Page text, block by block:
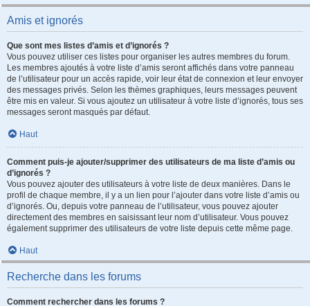
Amis et ignorés
Que sont mes listes d’amis et d’ignorés ?
Vous pouvez utiliser ces listes pour organiser les autres membres du forum.
Les membres ajoutés à votre liste d’amis seront affichés dans votre panneau
de l’utilisateur pour un accès rapide, voir leur état de connexion et leur envoyer
des messages privés. Selon les thèmes graphiques, leurs messages peuvent
être mis en valeur. Si vous ajoutez un utilisateur à votre liste d’ignorés, tous ses
messages seront masqués par défaut.
Haut
Comment puis-je ajouter/supprimer des utilisateurs de ma liste d’amis ou
d’ignorés ?
Vous pouvez ajouter des utilisateurs à votre liste de deux manières. Dans le
profil de chaque membre, il y a un lien pour l’ajouter dans votre liste d’amis ou
d’ignorés. Ou, depuis votre panneau de l’utilisateur, vous pouvez ajouter
directement des membres en saisissant leur nom d’utilisateur. Vous pouvez
également supprimer des utilisateurs de votre liste depuis cette même page.
Haut
Recherche dans les forums
Comment rechercher dans les forums ?